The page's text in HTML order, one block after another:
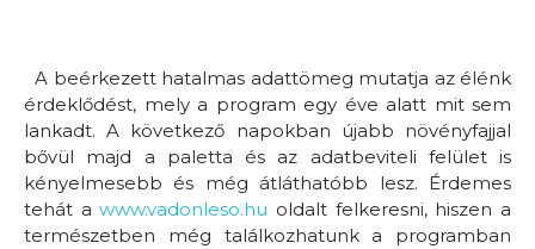
A beérkezett hatalmas adattömeg mutatja az élénk
érdeklődést, mely a program egy éve alatt mit sem
lankadt. A következő napokban újabb növényfajjal
bővül majd a paletta és az adatbeviteli felület is
kényelmesebb és még átláthatóbb lesz. Érdemes
tehát awww.vadonleso.hu oldalt felkeresni, hiszen a
természetben még találkozhatunk a programban